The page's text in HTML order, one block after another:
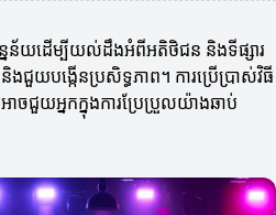
ទិន្នន័យដើម្បីយល់ដឹងអំពីអតិថិជន និងទីផ្សារ
ជួយបង្កើនប្រសិទ្ធភាព។ ការប្រើប្រាស់វិធី
អាចជួយអ្នកក្នុងការប្រែប្រួលយ៉ាងឆាប់